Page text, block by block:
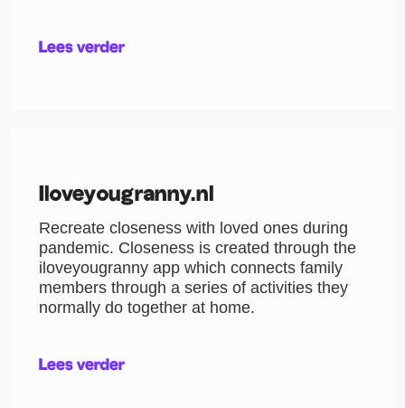
Lees verder
Iloveyougranny.nl
Recreate closeness with loved ones during
pandemic. Closeness is created through the
iloveyougranny app which connects family
members through a series of activities they
normally do together at home.
Lees verder